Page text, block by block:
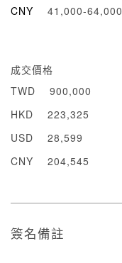
CNY
41,000-64,000
成交價格
TWD
900,000
HKD
223,325
USD
28,599
CNY
204,545
簽名備註